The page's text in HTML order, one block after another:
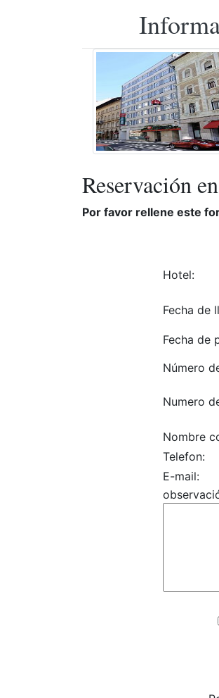
Reservación
Por favor rellene este
Hotel:
Fecha de
Fecha de
Número
Numero
Nombre
Telefon:
E-mail: